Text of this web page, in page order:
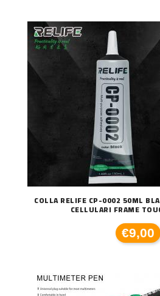
COLLA RELIFE CP-0002 50ML
CELLULARI FRAME
€9,00